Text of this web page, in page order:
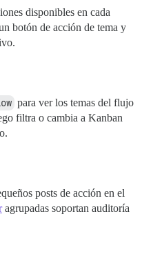
disponibles en cada
botón de acción de tema y
para ver los temas del flujo
filtra o cambia a Kanban
posts de acción en el
agrupadas soportan auditoría